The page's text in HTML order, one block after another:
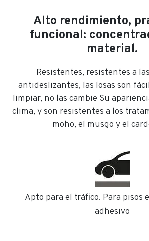
Alto rendimiento,
funcional:
material.
Resistentes, resistentes a
antideslizantes, las losas son
limpiar, no las cambie Su
clima, y son resistentes a los
moho, el musgo y el
Apto para el tráfico. Para pisos
adhesivo